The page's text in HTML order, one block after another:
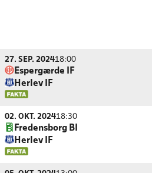
27. SEP. 202418:00
Espergærde IF
Herlev IF
02. OKT. 202418:30
Fredensborg BI
Herlev IF